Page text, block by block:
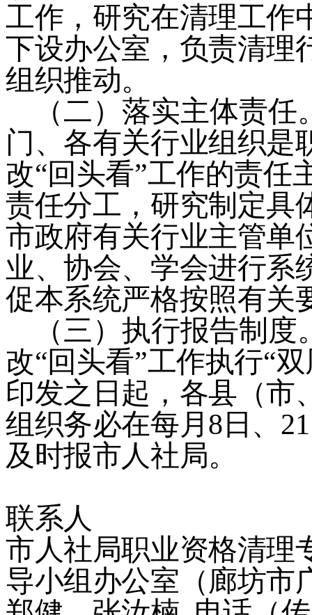
工作，研究在清理工作
下设办公室，负责清理
组织推动。
（二） 落实主体责任
门、各有关行业组织是
改“回头看”工作的责任
责任分工，研究制定具
市政府有关行业主管单
业、协会、学会进行系
促本系统严格按照有关
（三）执行报告制度
改“回头看”工作执行“
印发之日起，各县（市
组织务必在每月 8 日、 21
及时报市人社局。
联系人
市人社局职业资格清理
导小组办公室（廊坊市